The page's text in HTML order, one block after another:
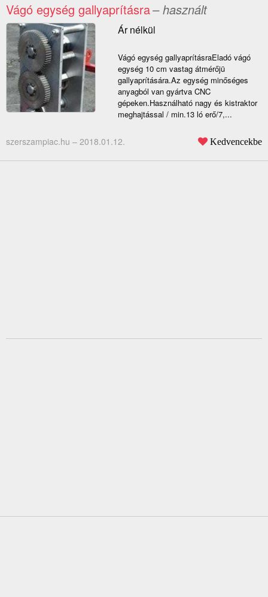
Vágó egység gallyaprításra– használt
Ár nélkül
Vágó egység gallyaprításraEladó vágó
egység 10 cm vastag átmérőjü
gallyaprítására.Az egység minőséges
anyagból van gyártva CNC
gépeken.Használható nagy és kistraktor
meghajtással / min.13 ló erő/7,...
szerszampiac.hu – 2018.01.12. Kedvencekbe